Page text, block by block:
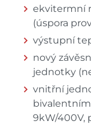
ekvitermní
(úspora
výstupní
nový
jednotky
vnitřní
9kW/400V,